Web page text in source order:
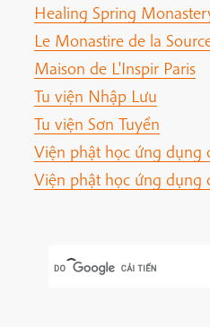
Healing Spring
Le Monastire de la
Maison de L'Inspir Paris
Tu viện Nhập Lưu
Tu viện Sơn Tuyền
Viện phật học ứng dụng
Viện phật học ứng dụng